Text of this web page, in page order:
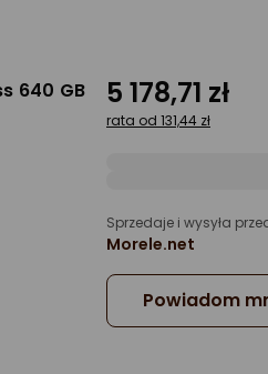
640 GB 5 178,71 zł
rata od 131,44 zł
Sprzedaje i wysyła
Morele.net
Powiadom